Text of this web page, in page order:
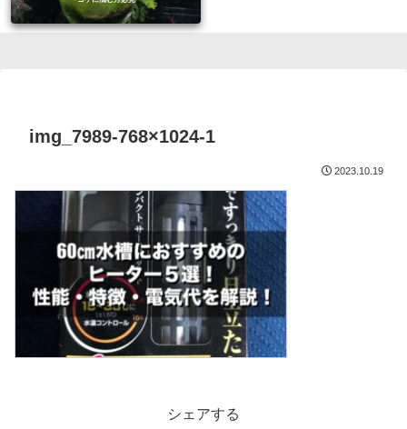
img_7989-768×1024-1
2023.10.19
シェアする